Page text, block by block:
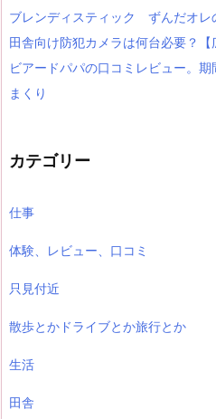
ブレンディスティック ずんだオレ
田舎向け防犯カメラは何台必要？【
ビアードパパの口コミレビュー。
まくり
カテゴリー
仕事
体験、レビュー、口コミ
只見付近
散歩とかドライブとか旅行とか
生活
田舎